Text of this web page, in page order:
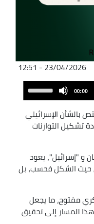
23/04/2026 - 12:51
Player
00:00
keys
decrease
بالشأن الإسرائيلي
تشكيل التوازنات
و "إسرائيل"، يعود
حيث الشكل فحسب، بل
مفتوح، ما يجعل
المسار إلى تحقيق